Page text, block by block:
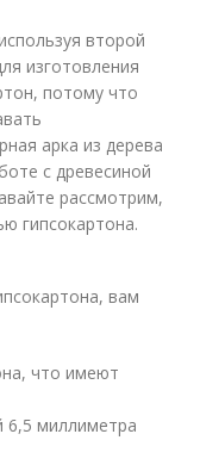
второй
изготовления
потому что
арка из дерева
с древесиной
рассмотрим,
гипсокартона.
вам
что имеют
6,5 миллиметра